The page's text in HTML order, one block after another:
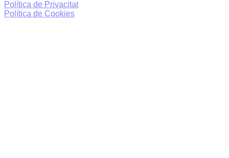
Política de Privacitat
Política de Cookies